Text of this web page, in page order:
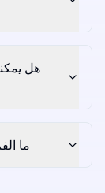
هل
ما